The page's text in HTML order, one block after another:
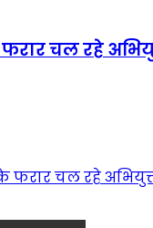
चल रहे
फरार चल रहे